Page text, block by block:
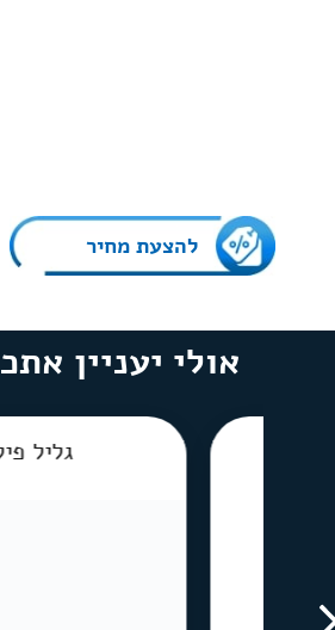
להצעת מחיר
אולי יעניין
גליל פילם